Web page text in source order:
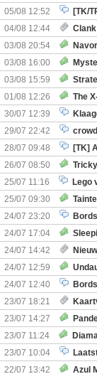
05/08 12:52
[TK/
Prijsverlagingen,
04/08 12:44
+ nieuwe uitbreiding
03/08 20:54
03/08 16:00
Kapitein Boe
03/08 15:59
01/08 12:26
The
30/07 12:39
29/07 22:42
28/07 09:48
[TK]
26/07 08:50
25/07 11:16
Lego
25/07 09:30
Uitbreiding: Wyrd
24/07 23:20
24/07 17:04
(Bordspellen)
24/07 14:42
Surprise Shipments
24/07 12:59
(Bordspellen)
24/07 12:40
23/07 18:21
start
23/07 14:27
(Bordspellen)
23/07 11:24
23/07 10:04
22/07 13:42
Azul